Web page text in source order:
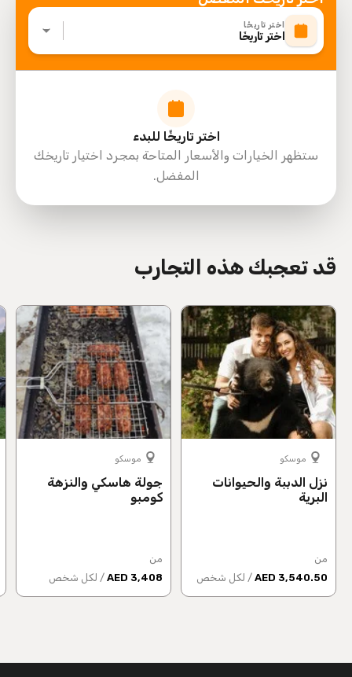
بالنسبة للحجوزات VIP، يجب تأمين التجربة الكاملة مسبقًا، بما
في ذلك خيارات الإفطار؛ وإلا، سيتم تقديم الإفطار في المطعم
من جميع الضيوف الالتزام بإرشادات السلامة والاحتياطات
الخاصة بالحديقة، وعلى الرغم من أنه يمكن التقاط الصور
والتذكارات، إلا أن أي خدمات إضافية غير مشمولة ما لم يُذكر.
نوصي بارتداء ملابس خفيفة ومريحة وأحذية مغلقة تناسب
الأنشطة الخارجية، وكوجهة صديقة للعائلة، نطلب بلطف من
الضيوف ارتداء ملابس محتشمة، احترامًا للقيم الثقافية لدولة
اختر تاريخًا
اختر تاريخًا
اختر تاريخًا للبدء
ستظهر الخيارات والأسعار المتاحة بمجرد اختيار تاريخك
المفضل.
قد تعجبك هذه التجارب
موسكو
نزل الدببة والحيوانات
البرية
من
3,540.50 AED
/ لكل شخص
موسكو
جولة هاسكي والنزهة
كومبو
من
3,408 AED
/ لكل شخص